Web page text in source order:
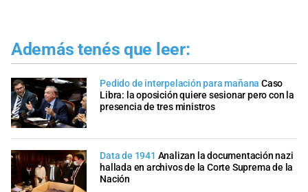
Además tenés que leer:
Pedido de interpelación para mañana Caso
Libra: la oposición quiere sesionar pero con la
presencia de tres ministros
Data de 1941 Analizan la documentación nazi
hallada en archivos de la Corte Suprema de la
Nación